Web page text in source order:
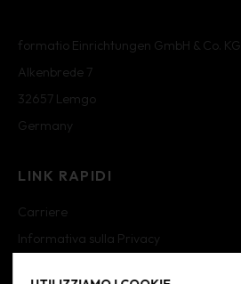
formatio Einrichtungen GmbH & Co. KG
Alkenbrede 7
32657 Lemgo
Germany
LINK RAPIDI
Carriere
Informativa sulla Privacy